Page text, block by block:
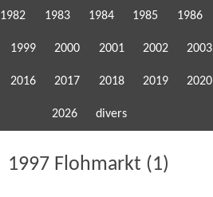
1982 1983 1984 1985 1986
1999 2000 2001 2002 2003
2016 2017 2018 2019 2020
2026 divers
1997 Flohmarkt (1)